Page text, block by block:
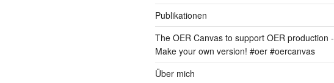
Publikationen
The OER Canvas to support OER production -
Make your own version! #oer #oercanvas
Über mich